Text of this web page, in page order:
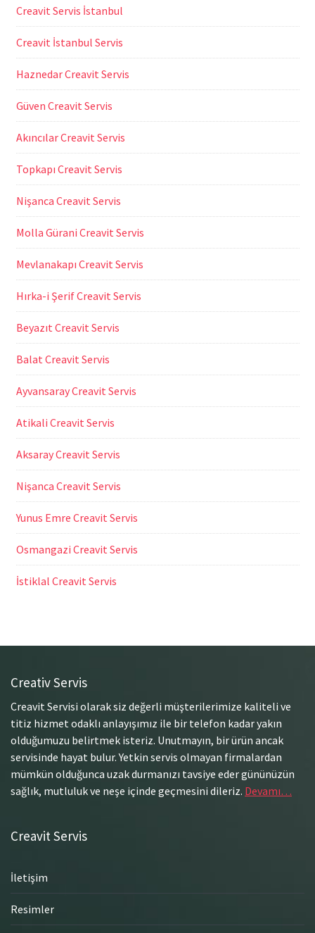
Creavit Servis İstanbul
Creavit İstanbul Servis
Haznedar Creavit Servis
Güven Creavit Servis
Akıncılar Creavit Servis
Topkapı Creavit Servis
Nişanca Creavit Servis
Molla Gürani Creavit Servis
Mevlanakapı Creavit Servis
Hırka-i Şerif Creavit Servis
Beyazıt Creavit Servis
Balat Creavit Servis
Ayvansaray Creavit Servis
Atikali Creavit Servis
Aksaray Creavit Servis
Nişanca Creavit Servis
Yunus Emre Creavit Servis
Osmangazi Creavit Servis
İstiklal Creavit Servis
Creativ Servis
Creavit Servisi olarak siz değerli müşterilerimize kaliteli ve
titiz hizmet odaklı anlayışımız ile bir telefon kadar yakın
olduğumuzu belirtmek isteriz. Unutmayın, bir ürün ancak
servisinde hayat bulur. Yetkin servis olmayan firmalardan
mümkün olduğunca uzak durmanızı tavsiye eder gününüzün
sağlık, mutluluk ve neşe içinde geçmesini dileriz. Devamı…
Creavit Servis
İletişim
Resimler